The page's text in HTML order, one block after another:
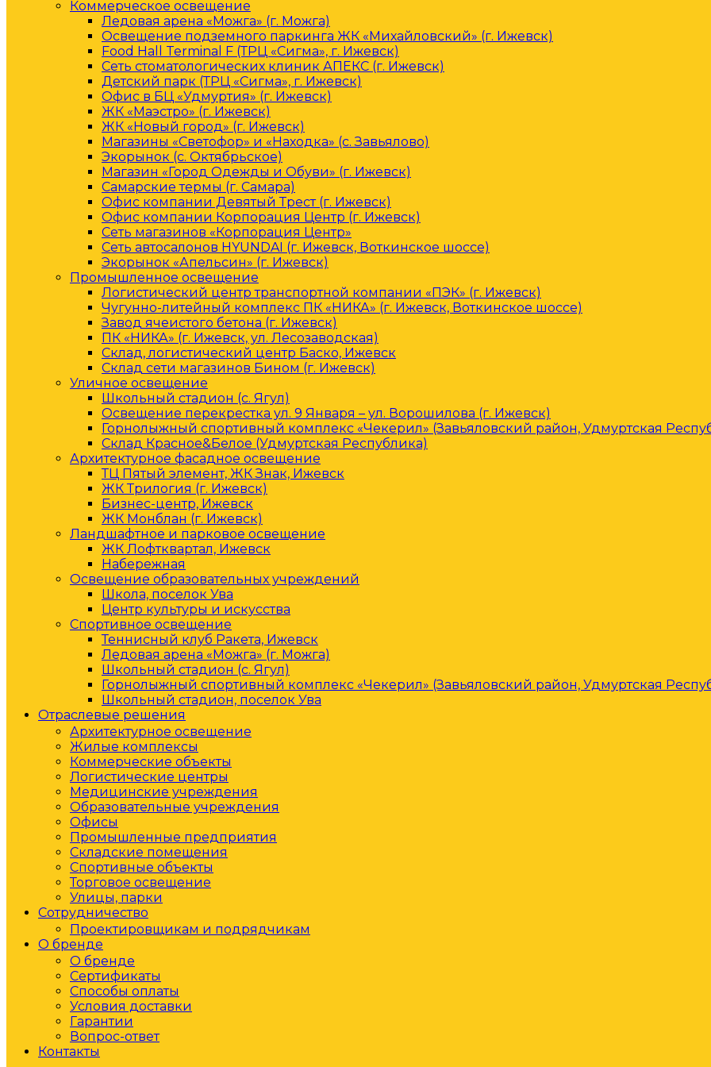
Коммерческое освещение
Ледовая арена «Можга» (г. Можга)
Освещение подземного паркинга ЖК «Михайловский» (г. Ижевск)
Food Hall Terminal F (ТРЦ «Сигма», г. Ижевск)
Сеть стоматологических клиник АПЕКС (г. Ижевск)
Детский парк (ТРЦ «Сигма», г. Ижевск)
Офис в БЦ «Удмуртия» (г. Ижевск)
ЖК «Маэстро» (г. Ижевск)
ЖК «Новый город» (г. Ижевск)
Магазины «Светофор» и «Находка» (с. Завьялово)
Экорынок (с. Октябрьское)
Магазин «Город Одежды и Обуви» (г. Ижевск)
Самарские термы (г. Самара)
Офис компании Девятый Трест (г. Ижевск)
Офис компании Корпорация Центр (г. Ижевск)
Сеть магазинов «Корпорация Центр»
Сеть автосалонов HYUNDAI (г. Ижевск, Воткинское шоссе)
Экорынок «Апельсин» (г. Ижевск)
Промышленное освещение
Логистический центр транспортной компании «ПЭК» (г. Ижевск)
Чугунно-литейный комплекс ПК «НИКА» (г. Ижевск, Воткинское шоссе)
Завод ячеистого бетона (г. Ижевск)
ПК «НИКА» (г. Ижевск, ул. Лесозаводская)
Склад, логистический центр Баско, Ижевск
Склад сети магазинов Бином (г. Ижевск)
Уличное освещение
Школьный стадион (с. Ягул)
Освещение перекрестка ул. 9 Января – ул. Ворошилова (г. Ижевск)
Горнолыжный спортивный комплекс «Чекерил» (Завьяловский район, Удмуртская
Склад Красное&Белое (Удмуртская Республика)
Архитектурное фасадное освещение
ТЦ Пятый элемент, ЖК Знак, Ижевск
ЖК Трилогия (г. Ижевск)
Бизнес-центр, Ижевск
ЖК Монблан (г. Ижевск)
Ландшафтное и парковое освещение
ЖК Лофтквартал, Ижевск
Набережная
Освещение образовательных учреждений
Школа, поселок Ува
Центр культуры и искусства
Спортивное освещение
Теннисный клуб Ракета, Ижевск
Ледовая арена «Можга» (г. Можга)
Школьный стадион (с. Ягул)
Горнолыжный спортивный комплекс «Чекерил» (Завьяловский район, Удмуртская
Школьный стадион, поселок Ува
Отраслевые решения
Архитектурное освещение
Жилые комплексы
Коммерческие объекты
Логистические центры
Медицинские учреждения
Образовательные учреждения
Офисы
Промышленные предприятия
Складские помещения
Спортивные объекты
Торговое освещение
Улицы, парки
Сотрудничество
Проектировщикам и подрядчикам
О бренде
О бренде
Сертификаты
Способы оплаты
Условия доставки
Гарантии
Вопрос-ответ
Контакты